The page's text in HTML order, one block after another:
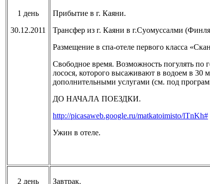
1 день
30.12.2011
Прибытие в г. Каяни.
Трансфер из г. Каяни в г.Суомуссалми
Размещение в спа-отеле первого класса
Свободное время. Возможность погулять по
лосося, которого высаживают в водоем в 30
дополнительными услугами (см. под
ДО НАЧАЛА ПОЕЗДКИ.
http://picasaweb.google.ru/matkatoimisto/lTnKh#
Ужин в отеле.
2 день
Завтрак.